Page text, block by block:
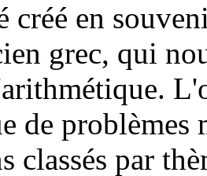
créé en
grec, qui
de problèmes
classés par